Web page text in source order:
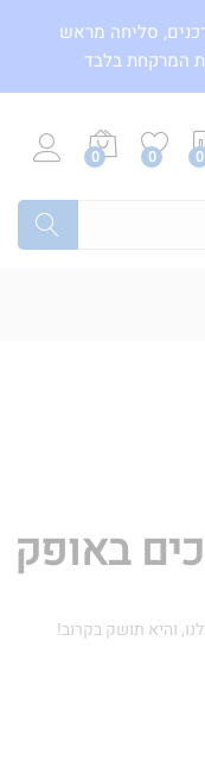
0
0
0
באופק
והיא תושק בקרוב!
סליחה מראש
המרקחת בלבד